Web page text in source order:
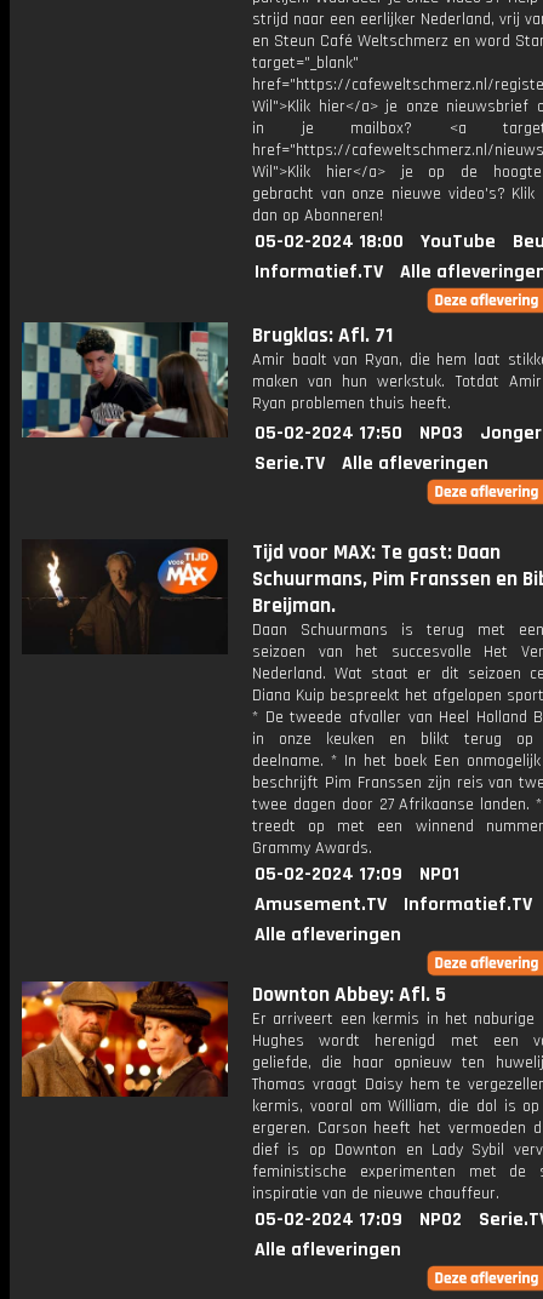
strijd naar een eerlijker Nederland, vrij
en Steun Café Weltschmerz en word
target="_blank"
href="https://cafeweltschmerz.nl/
Wil">Klik hier</a> je onze nieuwsbrief
in je mailbox? <a
href="https://cafeweltschmerz.nl/
Wil">Klik hier</a> je op de
gebracht van onze nieuwe video's? Klik
dan op Abonneren!
05-02-2024 18:00 YouTube
Informatief.TV
Alle
Brugklas: Afl. 71
Amir baalt van Ryan, die hem laat
maken van hun werkstuk. Totdat
Ryan problemen thuis heeft.
05-02-2024 17:50 NPO3
Serie.TV
Alle afleveringen
Tijd voor MAX: Te gast: Daan
Schuurmans, Pim Franssen en
Breijman.
Daan Schuurmans is terug met
seizoen van het succesvolle Het
Nederland. Wat staat er dit seizoen
Diana Kuip bespreekt het afgelopen
* De tweede afvaller van Heel Holland
in onze keuken en blikt terug op
deelname. * In het boek Een
beschrijft Pim Franssen zijn reis van
twee dagen door 27 Afrikaanse landen. *
treedt op met een winnend
Grammy Awards.
05-02-2024 17:09
NPO1
Amusement.TV
Informatief.TV
Alle afleveringen
Downton Abbey: Afl. 5
Er arriveert een kermis in het naburige
Hughes wordt herenigd met een
geliefde, die haar opnieuw ten
Thomas vraagt Daisy hem te
kermis, vooral om William, die dol is
ergeren. Carson heeft het vermoeden
dief is op Downton en Lady Sybil
feministische experimenten met de
inspiratie van de nieuwe chauffeur.
05-02-2024 17:09 NPO2
Alle afleveringen